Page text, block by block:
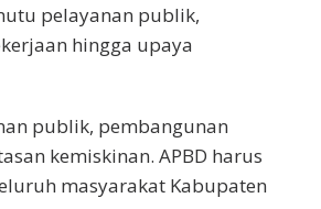
pelayanan publik,
hingga upaya
publik, pembangunan
kemiskinan. APBD harus
masyarakat Kabupaten